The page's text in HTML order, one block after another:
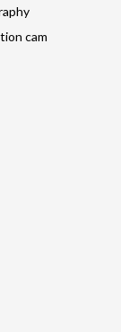
cam